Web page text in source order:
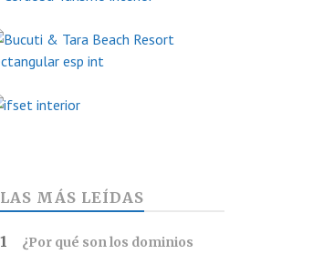
LAS MÁS LEÍDAS
¿Por qué son los dominios